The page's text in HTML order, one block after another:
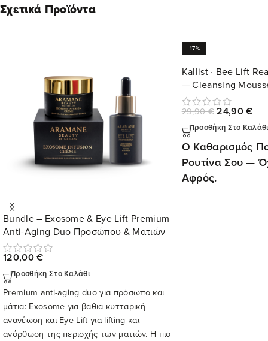
Σχετικά Προϊόντα
Bundle – Exosome & Eye Lift Premium
Anti-Aging Duo Προσώπου & Ματιών
120,00€
Προσθήκη Στο Καλάθι
Premium anti-aging duo για πρόσωπο και
μάτια: Exosome για βαθιά κυτταρική
ανανέωση και Eye Lift για lifting και
ανόρθωση της περιοχής των ματιών. Η πιο
-17%
Kallist · Bee Lift
— Cleansing
29,90€ 24,90€
Προσθήκη Στο Καλάθι
Ο Καθαρισμός
Ρουτίνα Σου —
Αφρός.
Η επιδερμίδα σου